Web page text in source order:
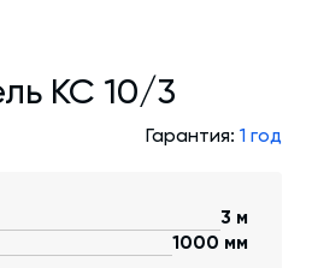
и пуско-наладка и
КС 10/3
Гарантия: 1 год
3 м
1000 мм